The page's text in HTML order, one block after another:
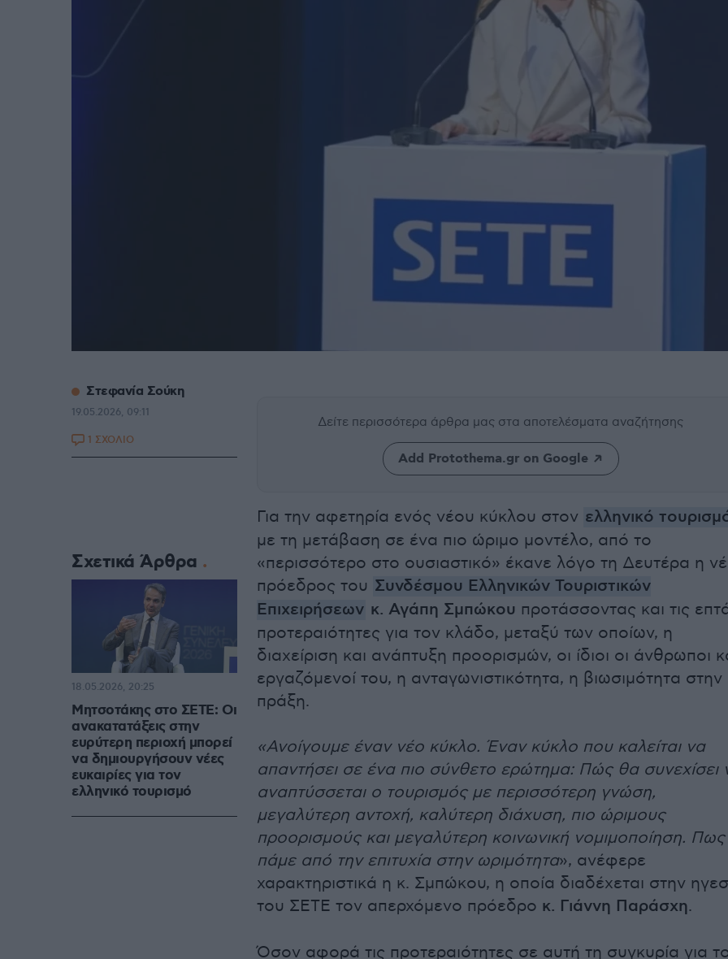
Δείτε περισσότερα άρθρα μας στα αποτελέσματα αναζήτησης
Add Protothema.gr on Google
Για την αφετηρία ενός νέου κύκλου στον ελληνικό
με τη μετάβαση σε ένα πιο ώριμο μοντέλο, από το
«περισσότερο στο ουσιαστικό» έκανε λόγο τη Δευτέρα η
πρόεδρος του Συνδέσμου Ελληνικών Τουριστικών
Επιχειρήσεων κ. Αγάπη Σμπώκου προτάσσοντας και τις
προτεραιότητες για τον κλάδο, μεταξύ των οποίων, η
διαχείριση και ανάπτυξη προορισμών, οι ίδιοι οι άνθρωποι
εργαζόμενοί του, η ανταγωνιστικότητα, η βιωσιμότητα στην
πράξη.
«Ανοίγουμε έναν νέο κύκλο. Έναν κύκλο που καλείται να
απαντήσει σε ένα πιο σύνθετο ερώτημα: Πώς θα συνεχίσει
αναπτύσσεται ο τουρισμός με περισσότερη γνώση,
μεγαλύτερη αντοχή, καλύτερη διάχυση, πιο ώριμους
προορισμούς και μεγαλύτερη κοινωνική νομιμοποίηση. Πως
πάμε από την επιτυχία στην ωριμότητα», ανέφερε
χαρακτηριστικά η κ. Σμπώκου, η οποία διαδέχεται στην
του ΣΕΤΕ τον απερχόμενο πρόεδρο κ. Γιάννη Παράσχη.
Όσον αφορά τις προτεραιότητες σε αυτή τη συγκυρία για
Στεφανία Σούκη
19.05.2026, 09:11
1 ΣΧΟΛΙΟ
Σχετικά Άρθρα
Μητσοτάκης στο ΣΕΤΕ: Oι
ανακατατάξεις στην
ευρύτερη περιοχή μπορεί
να δημιουργήσουν νέες
ευκαιρίες για τον
ελληνικό τουρισμό
18.05.2026, 20:25